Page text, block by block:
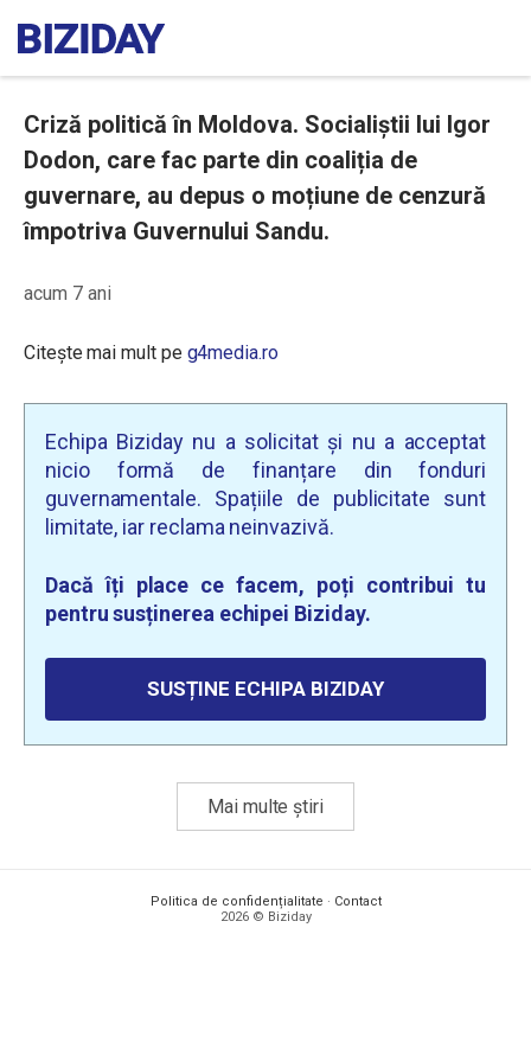
Criză politică în Moldova. Socialiștii lui Igor
Dodon, care fac parte din coaliția de
guvernare, au depus o moțiune de cenzură
împotriva Guvernului Sandu.
acum 7 ani
Citește mai mult pe g4media.ro
Echipa Biziday nu a solicitat și nu a acceptat
nicio formă de finanțare din fonduri
guvernamentale. Spațiile de publicitate sunt
limitate, iar reclama neinvazivă.
Dacă îți place ce facem, poți contribui tu
pentru susținerea echipei Biziday.
SUSȚINE ECHIPA BIZIDAY
Mai multe știri
Politica de confidențialitate · Contact
2026 © Biziday